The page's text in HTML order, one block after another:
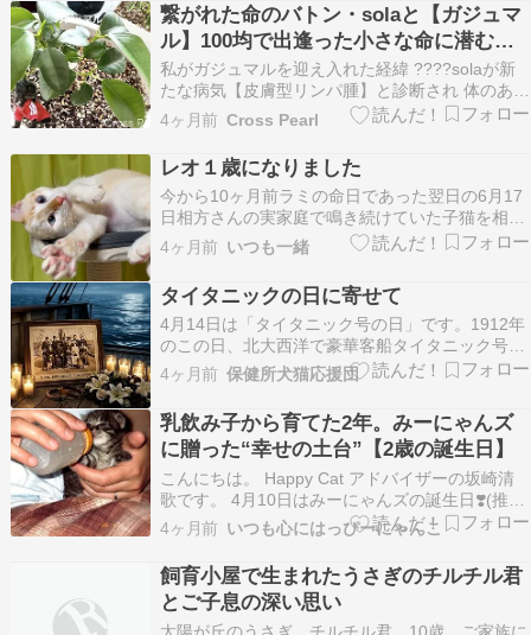
繋がれた命のバトン・solaと【ガジュマ
ル】100均で出逢った小さな命に潜む宿
敵、ハダニ！
私がガジュマルを迎え入れた経緯 ????solaが新
たな病気【皮膚型リンパ腫】と診断され 体のあち
こちから漏出液と出血があり、100均で患部を保
護するアイテムを手当たり次第カゴに突っ込んで
だあの日 共に瀕死の【ガジュマル】を手に取った
cross-pearl.com 元気なガジュ…
4ヶ月前 Cross Pearl
レオ１歳になりました
今から10ヶ月前ラミの命日であった翌日の6月17
日相方さんの実家庭で鳴き続けていた子猫を相方
さんが保護しました せまい所に挟まっていて身動
きが取れず一生懸命力いっぱい鳴いて助けてもら
い小さな命が繋がりました 当日、病院に連れて行
った子猫は歯の状態から推定生後２ヶ月の男の子
体重は…
4ヶ月前 いつも一緒
タイタニックの日に寄せて
4月14日は「タイタニック号の日」です。1912年
のこの日、北大西洋で豪華客船タイタニック号が
氷山に衝突し、多くの尊い命が失われました。こ
の悲劇を語る際、あまり知られていない事実があ
ります。あの日、船内には乗客たちの家族同然で
ある多くのペットたちも同伴していました。公式
な記録に…
4ヶ月前 保健所犬猫応援団
乳飲み子から育てた2年。みーにゃんズ
に贈った“幸せの土台”【2歳の誕生日】
こんにちは。 Happy Cat アドバイザーの坂崎清
歌です。 4月10日はみーにゃんズの誕生日❣️(推
定) 今日で2歳になりました✨ 実は私にはずっ
と、 『乳飲み子猫さんから育てたい』という夢が
ありました。 こんなに小さな命からのスタートで
した 最初の愛猫「みゅう」が、手乗りサ…
4ヶ月前 いつも心にはっぴーにゃんこ
飼育小屋で生まれたうさぎのチルチル君
とご子息の深い思い
太陽が丘のうさぎ、チルチル君、10歳。ご家族に